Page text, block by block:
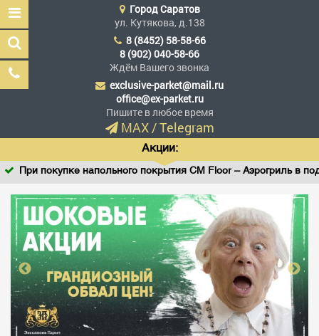
Эксклюзив Паркет
Мы сделали эксклюзив
доступным
ГЛАВНАЯ
АССОРТИМЕНТ
В НАЛИЧИИ
ГородСаратов
ул. Кутякова, д.138
8 (8452) 58-58-66
8 (902) 040-58-66
Ждём Вашего звонка
exclusive-parket@mail.ru
office@ex-parket.ru
Пишите в любое время
MAX/Telegram
Акции:
При покупке напольного покрытия CM Floor – Аэрогриль в